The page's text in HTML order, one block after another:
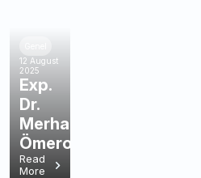
12 August
2025
Exp.
Dr.
Merhan
Ömeroğlu
Read
More